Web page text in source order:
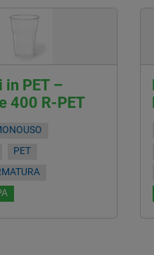
in PET –
400 R-PET
PET